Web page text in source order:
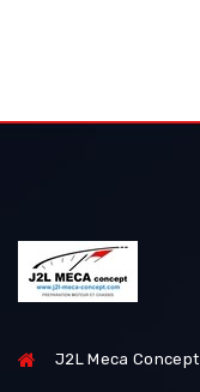
J2L Meca Concept